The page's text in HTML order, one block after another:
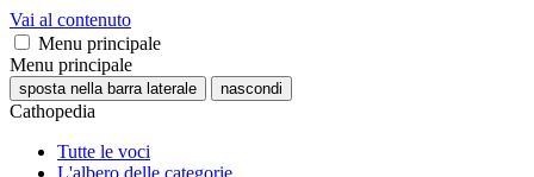
Vai al contenuto
Menu principale
Menu principale
sposta nella barra laterale nascondi
Cathopedia
Tutte le voci
L'albero delle categorie